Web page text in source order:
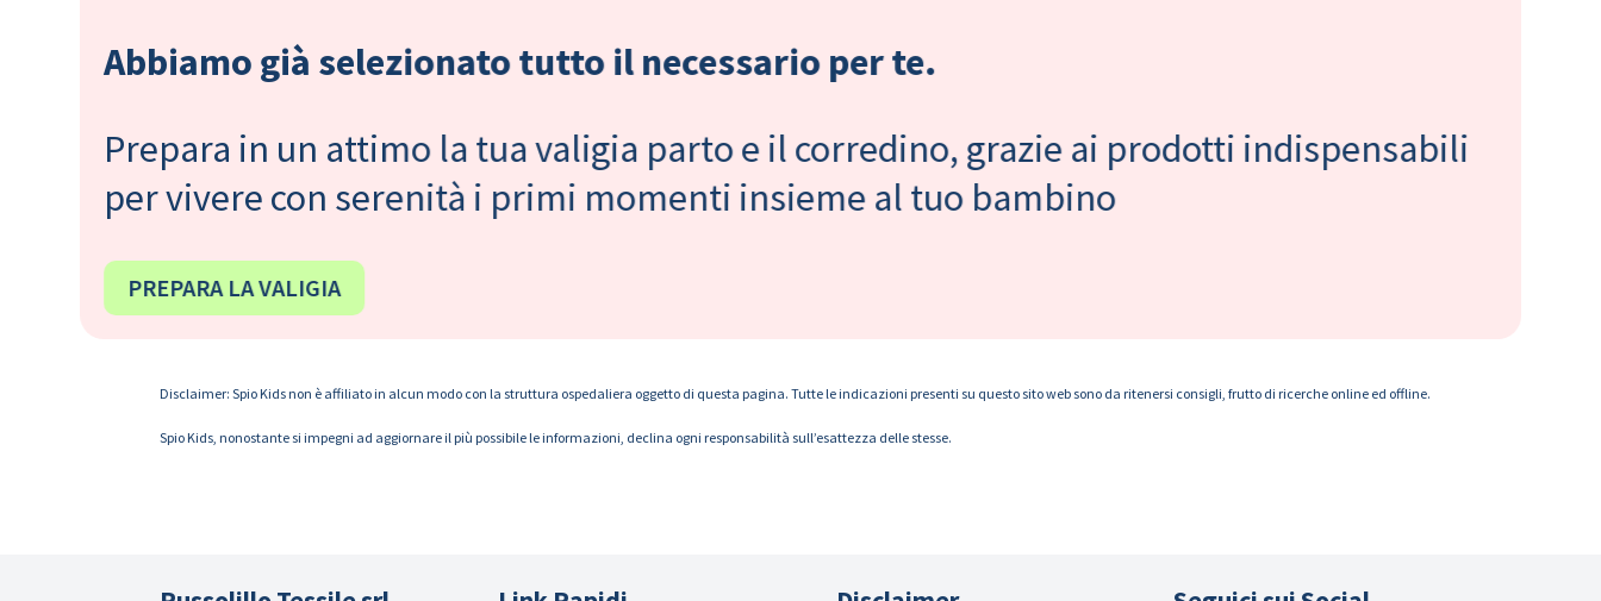
Abbiamo già selezionato tutto il necessario per te.
Prepara in un attimo la tua valigia parto e il corredino, grazie ai prodotti indispensabili
per vivere con serenità i primi momenti insieme al tuo bambino
PREPARA LA VALIGIA
Disclaimer: Spio Kids non è affiliato in alcun modo con la struttura ospedaliera oggetto di questa pagina. Tutte le indicazioni presenti su questo sito web sono da ritenersi consigli, frutto di ricerche online ed offline.
Spio Kids, nonostante si impegni ad aggiornare il più possibile le informazioni, declina ogni responsabilità sull’esattezza delle stesse.